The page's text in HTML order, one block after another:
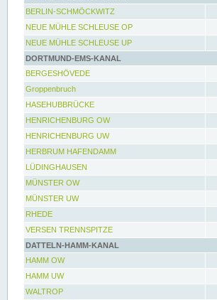
BERLIN-SCHMÖCKWITZ
NEUE MÜHLE SCHLEUSE OP
NEUE MÜHLE SCHLEUSE UP
DORTMUND-EMS-KANAL
BERGESHÖVEDE
Groppenbruch
HASEHUBBRÜCKE
HENRICHENBURG OW
HENRICHENBURG UW
HERBRUM HAFENDAMM
LÜDINGHAUSEN
MÜNSTER OW
MÜNSTER UW
RHEDE
VERSEN TRENNSPITZE
DATTELN-HAMM-KANAL
HAMM OW
HAMM UW
WALTROP